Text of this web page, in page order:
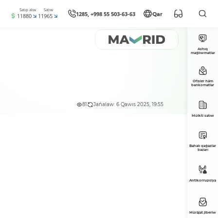
Satıp alıw
11880
Satıw
11965 1285, +998 55 503-63-63 Qar
81 Jańalaw: 6 Qawıs 2025, 19:55
Ashıq
maǵlıwmatlar
Ofisler hám
bankomatlar
Múlkti satıw
Bahalı qaǵazlar
bazarı
Antikorrupsiya
Múrájat jiberiw